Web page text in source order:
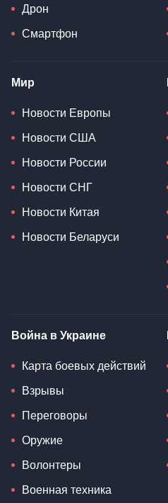
Дрон
Смартфон
Мир
Новости Европы
Новости США
Новости России
Новости СНГ
Новости Китая
Новости Беларуси
Война в Украине
Карта боевых действий
Взрывы
Переговоры
Оружие
Волонтеры
Военная техника